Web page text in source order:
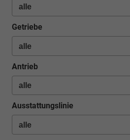
Getriebe
Antrieb
Ausstattungslinie